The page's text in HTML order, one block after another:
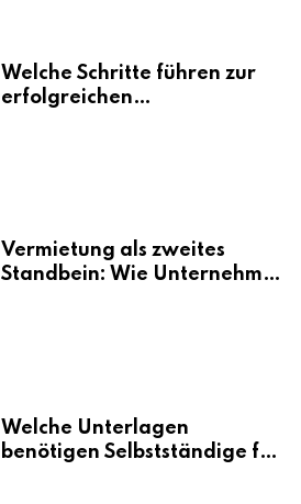
Welche Schritte führen zur
erfolgreichen
Vermietung als zweites
Standbein: Wie Unternehmen
Welche Unterlagen
benötigen Selbstständige für